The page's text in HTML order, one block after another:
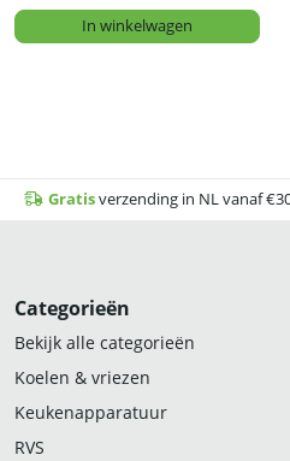
In winkelwagen
Gratisverzending in NL vanaf
Categorieën
Bekijk alle categorieën
Koelen & vriezen
Keukenapparatuur
RVS